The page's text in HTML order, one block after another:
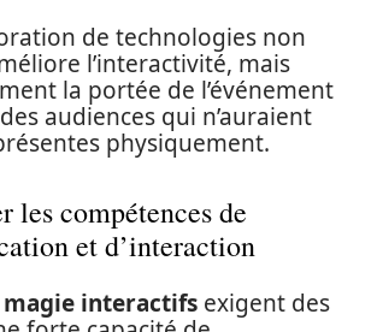
de technologies non
l’interactivité, mais
la portée de l’événement
audiences qui n’auraient
physiquement.
les compétences de
et d’interaction
interactifs exigent des